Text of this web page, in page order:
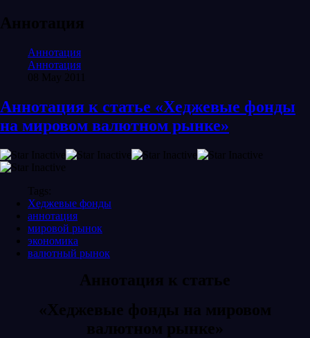
Аннотация
Аннотация
Аннотация
08 May 2011
Аннотация к статье «Хеджевые фонды
на мировом валютном рынке»
Tags:
Хеджевые фонды
аннотация
мировой рынок
экономика
валютный рынок
Аннотация к статье
«Хеджевые фонды на мировом
валютном рынке»